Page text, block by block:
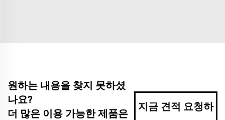
원하는 내용을 찾지 못하셨
나요?
더 많은 이용 가능한 제품은
지금 견적 요청하